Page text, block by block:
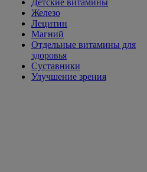
Детские витамины
Железо
Лецитин
Магний
Отдельные витамины для
здоровья
Суставники
Улучшение зрения